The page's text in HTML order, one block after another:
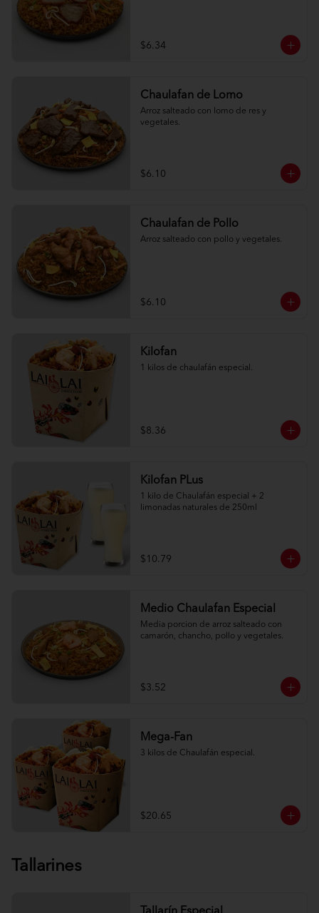
$6.34
Chaulafan de Lomo
Arroz salteado con lomo de res y
vegetales.
$6.10
Chaulafan de Pollo
Arroz salteado con pollo y vegetales.
$6.10
Kilofan
1 kilos de chaulafán especial.
$8.36
Kilofan PLus
1 kilo de Chaulafán especial + 2
limonadas naturales de 250ml
$10.79
Medio Chaulafan Especial
Media porcion de arroz salteado con
camarón, chancho, pollo y vegetales.
$3.52
Mega-Fan
3 kilos de Chaulafán especial.
$20.65
Tallarines